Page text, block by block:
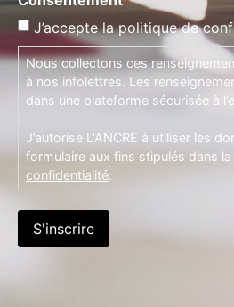
J’accepte la politique de
Nous collectons ces
à nos infolettres. Les
dans une plateforme sécurisée à
J’autorise L'ANCRE à utiliser les
formulaire aux fins stipulés dans la
confidentialité.
S'inscrire